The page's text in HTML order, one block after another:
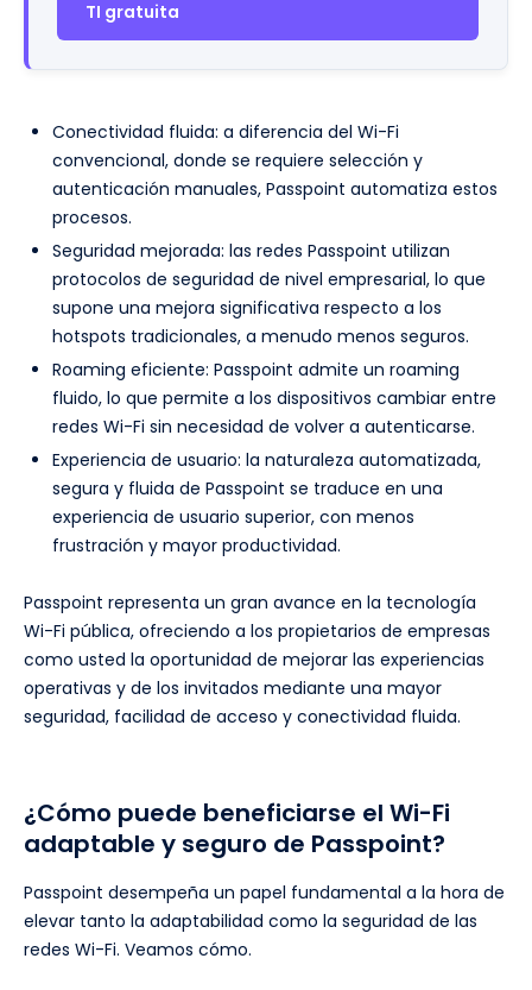
TI gratuita
Conectividad fluida: a diferencia del Wi-Fi
convencional, donde se requiere selección y
autenticación manuales, Passpoint automatiza estos
procesos.
Seguridad mejorada: las redes Passpoint utilizan
protocolos de seguridad de nivel empresarial, lo que
supone una mejora significativa respecto a los
hotspots tradicionales, a menudo menos seguros.
Roaming eficiente: Passpoint admite un roaming
fluido, lo que permite a los dispositivos cambiar entre
redes Wi-Fi sin necesidad de volver a autenticarse.
Experiencia de usuario: la naturaleza automatizada,
segura y fluida de Passpoint se traduce en una
experiencia de usuario superior, con menos
frustración y mayor productividad.
Passpoint representa un gran avance en la tecnología
Wi-Fi pública, ofreciendo a los propietarios de empresas
como usted la oportunidad de mejorar las experiencias
operativas y de los invitados mediante una mayor
seguridad, facilidad de acceso y conectividad fluida.
¿Cómo puede beneficiarse el Wi-Fi
adaptable y seguro de Passpoint?
Passpoint desempeña un papel fundamental a la hora de
elevar tanto la adaptabilidad como la seguridad de las
redes Wi-Fi. Veamos cómo.